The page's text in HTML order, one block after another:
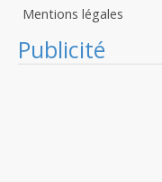
Mentions légales
Publicité